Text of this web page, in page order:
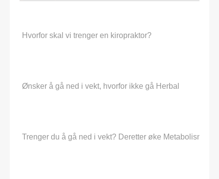
Hvorfor skal vi trenger en kiropraktor?
Ønsker å gå ned i vekt, hvorfor ikke gå Herbal
Trenger du å gå ned i vekt? Deretter øke Metabolism